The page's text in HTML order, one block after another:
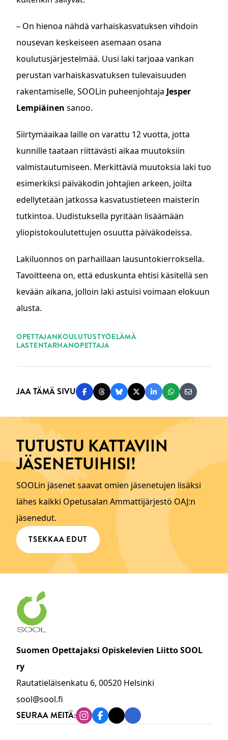
– On hienoa nähdä varhaiskasvatuksen vihdoin
nousevan keskeiseen asemaan osana
koulutusjärjestelmää. Uusi laki tarjoaa vankan
perustan varhaiskasvatuksen tulevaisuuden
rakentamiselle, SOOLin puheenjohtaja Jesper
Lempiäinen sanoo.
Siirtymäaikaa laille on varattu 12 vuotta, jotta
kunnille taataan riittävästi aikaa muutoksiin
valmistautumiseen. Merkittäviä muutoksia laki tuo
esimerkiksi päiväkodin johtajien arkeen, joilta
edellytetään jatkossa kasvatustieteen maisterin
tutkintoa. Uudistuksella pyritään lisäämään
yliopistokoulutettujen osuutta päiväkodeissa.
Lakiluonnos on parhaillaan lausuntokierroksella.
Tavoitteena on, että eduskunta ehtisi käsitellä sen
kevään aikana, jolloin laki astuisi voimaan elokuun
alusta.
OPETTAJANKOULUTUSTYÖELÄMÄ
LASTENTARHANOPETTAJA
JAA TÄMÄ SIVU Jaa Facebookissa
Jaa Threadsissa
Jaa Blueskyssä
Jaa Twitterissä
Jaa LinkedInissä
Jaa Jaa
TUTUSTU KATTAVIIN
JÄSENETUIHISI!
SOOLin jäsenet saavat omien jäsenetujen lisäksi
lähes kaikki Opetusalan Ammattijärjestö OAJ:n
jäsenedut.
TSEKKAA EDUT
Suomen Opettajaksi Opiskelevien Liitto SOOL
ry
Rautatieläisenkatu 6, 00520 Helsinki
sool@sool.fi
SEURAA MEITÄ: Instagram
Facebook
TiktokLinkedin